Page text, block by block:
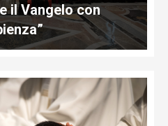
il Vangelo con